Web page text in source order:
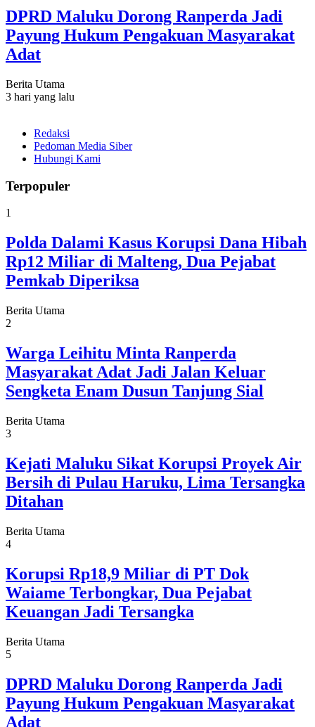
DPRD Maluku Dorong Ranperda Jadi
Payung Hukum Pengakuan Masyarakat
Adat
Berita Utama
3 hari yang lalu
Redaksi
Pedoman Media Siber
Hubungi Kami
Terpopuler
1
Polda Dalami Kasus Korupsi Dana Hibah
Rp12 Miliar di Malteng, Dua Pejabat
Pemkab Diperiksa
Berita Utama
2
Warga Leihitu Minta Ranperda
Masyarakat Adat Jadi Jalan Keluar
Sengketa Enam Dusun Tanjung Sial
Berita Utama
3
Kejati Maluku Sikat Korupsi Proyek Air
Bersih di Pulau Haruku, Lima Tersangka
Ditahan
Berita Utama
4
Korupsi Rp18,9 Miliar di PT Dok
Waiame Terbongkar, Dua Pejabat
Keuangan Jadi Tersangka
Berita Utama
5
DPRD Maluku Dorong Ranperda Jadi
Payung Hukum Pengakuan Masyarakat
Adat